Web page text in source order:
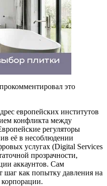
это
европейских институтов
конфликта между
регуляторы
её в несоблюдении
услугах (Digital Services
прозрачности,
аккаунтов. Сам
шаг как попытку давления на
корпорации.